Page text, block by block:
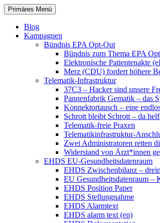
Zum
Inhalt
springen
patientenrechte-
Suchen
Primäres Menü
Blog
Kampagnen
Bündnis EPA Opt-Out
Bündnis zum Thema EPA
Elektronische Patientenakte
Merz (CDU) fordert höhere
Telematik-Infrastruktur
37C3 – Hacker sind unsere
Pannenfabrik Gematik – das
Konnektortausch – eine
Schrott bleibt Schrott – da
Telematik-freie Praxen
Telematikinfrastruktur-
Zwei Administratoren retten
Widerstand von Ärzt*innen
EHDS EU-Gesundheitsdatenraum
EHDS Zwischenbilanz –
EU Gesundheitsdatenraum –
EHDS Position Paper
EHDS Stellungnahme
EHDS Alarmtext
EHDS alarm text (en)